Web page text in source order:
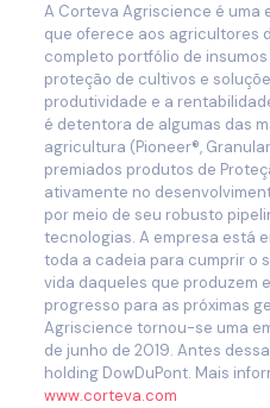
A Corteva Agriscience é uma
que oferece aos agricultores
completo portfólio de
proteção de cultivos e
produtividade e a
é detentora de algumas das
agricultura (Pioneer®,
premiados produtos de
ativamente no
por meio de seu robusto
tecnologias. A empresa está
toda a cadeia para cumprir o
vida daqueles que produzem
progresso para as próximas
Agriscience tornou-se uma
de junho de 2019. Antes
holding DowDuPont. Mais
www.corteva.com